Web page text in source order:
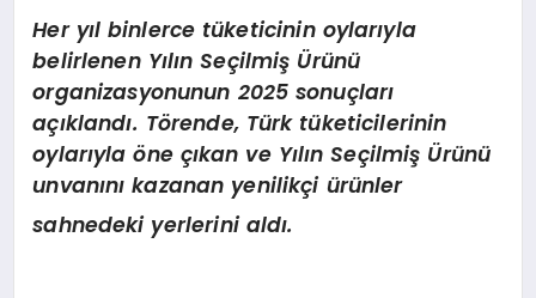
YAŞAM
Her yıl binlerce tüketicinin oylarıyla
belirlenen Yılın Seçilmiş Ürünü
organizasyonunun 2025 sonuçları
açıklandı. Törende, Türk tüketicilerinin
oylarıyla öne çıkan ve Yılın Seçilmiş Ürünü
unvanını kazanan yenilikçi ürünler
sahnedeki yerlerini aldı.